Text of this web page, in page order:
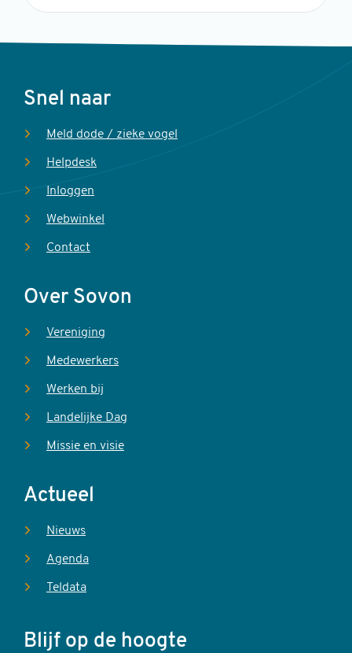
Voet
Snel naar
Meld dode / zieke vogel
Helpdesk
Inloggen
Webwinkel
Contact
Over Sovon
Vereniging
Medewerkers
Werken bij
Landelijke Dag
Missie en visie
Actueel
Nieuws
Agenda
Teldata
Blijf op de hoogte